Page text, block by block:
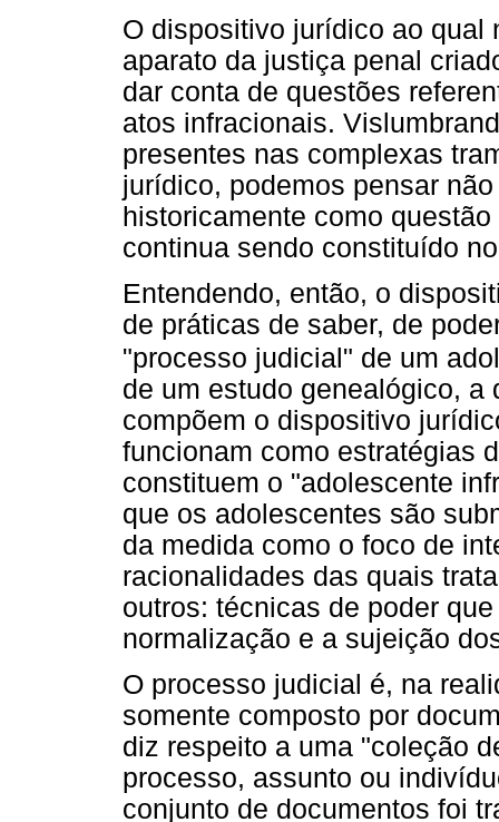
O dispositivo jurídico ao qual
aparato da justiça penal
dar conta de questões
atos infracionais.
presentes nas complexas
jurídico, podemos pensar
historicamente como
continua sendo constituído
Entendendo, então, o
de práticas de saber, de
"processo judicial" de um
de um estudo genealógico,
compõem o dispositivo
funcionam como estratégias
constituem o "adolescente
que os adolescentes são
da medida como o foco de
racionalidades das quais
outros: técnicas de poder
normalização e a sujeição
O processo judicial é, na
somente composto por
diz respeito a uma "coleção
processo, assunto ou
conjunto de documentos foi